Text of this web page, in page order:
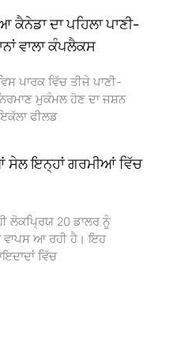
ਕੈਨੇਡਾ ਦਾ ਪਹਿਲਾ ਪਾਣੀ-
ਵਾਲਾ ਕੰਪਲੈਕਸ
ਪਾਰਕ ਵਿੱਚ ਤੀਜੇ ਪਾਣੀ-
ਮੁਕੰਮਲ ਹੋਣ ਦਾ ਜਸ਼ਨ
ਫੀਲਡ
ਸੇਲ ਇਨ੍ਹਾਂ ਗਰਮੀਆਂ ਵਿੱਚ
ਲੋਕਪ੍ਰਿਯ 20 ਡਾਲਰ ਨੂੰ
ਵਾਪਸ ਆ ਰਹੀ ਹੈ। ਇਹ
ਵਿੱਚ